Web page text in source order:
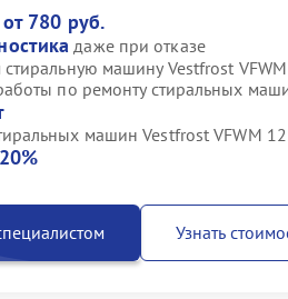
от 780 руб.
даже при отказе
машину Vestfrost
по ремонту стиральных
машин Vestfrost VFWM
20%
Узнать